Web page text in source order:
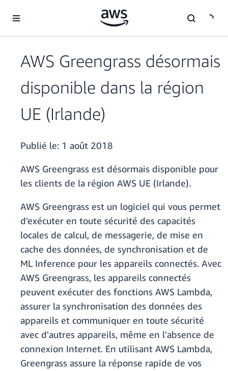
AWS Greengrass désormais
disponible dans la région
UE (Irlande)
Publié le: 1 août 2018
AWS Greengrass est désormais disponible pour
les clients de la région AWS UE (Irlande).
AWS Greengrass est un logiciel qui vous permet
d'exécuter en toute sécurité des capacités
locales de calcul, de messagerie, de mise en
cache des données, de synchronisation et de
ML Inference pour les appareils connectés. Avec
AWS Greengrass, les appareils connectés
peuvent exécuter des fonctions AWS Lambda,
assurer la synchronisation des données des
appareils et communiquer en toute sécurité
avec d'autres appareils, même en l'absence de
connexion Internet. En utilisant AWS Lambda,
Greengrass assure la réponse rapide de vos